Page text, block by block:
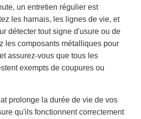
un entretien régulier est
les harnais, les lignes de vie, et
détecter tout signe d'usure ou de
les composants métalliques pour
assurez-vous que tous les
exempts de coupures ou
prolonge la durée de vie de vos
qu'ils fonctionnent correctement